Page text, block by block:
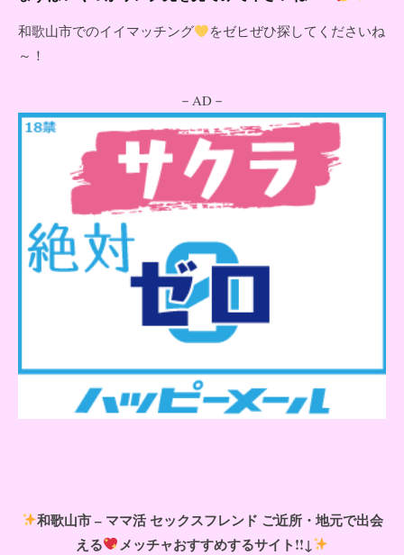
和歌山市でのイイマッチング
をゼヒぜひ探してくださいね
～！
－AD－
和歌山市 – ママ活 セックスフレンド ご近所・地元で出会
える
メッチャおすすめするサイト!!↓